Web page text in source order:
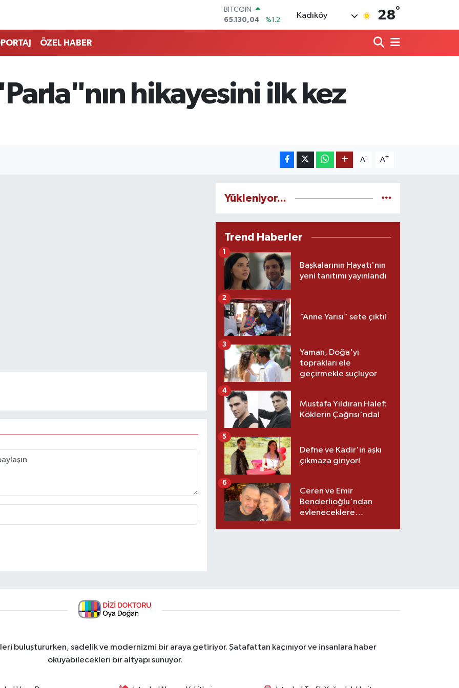
BITCOIN
65.130,04
%1.2
DOLAR
64,4046
%0.35
GRAM ALTIN
6618.49
%2.12
Kadıköy 28°
ÖZEL HABER
hikayesini ilk kez
A- A+
Yükleniyor...
Trend Haberler
Başkalarının Hayatı'nın
yeni tanıtımı yayınlandı
1
“Anne Yarısı” sete çıktı!
2
Yaman, Doğa'yı
toprakları ele
geçirmekle suçluyor
3
Mustafa Yıldıran Halef:
Köklerin Çağrısı'nda!
4
Defne ve Kadir'in aşkı
çıkmaza giriyor!
5
Ceren ve Emir
Benderlioğlu'ndan
evleneceklere
6
buluştururken, sadelik ve modernizmi bir araya getiriyor. Şatafattan kaçınıyor ve insanlara haber
okuyabilecekleri bir altyapı sunuyor.